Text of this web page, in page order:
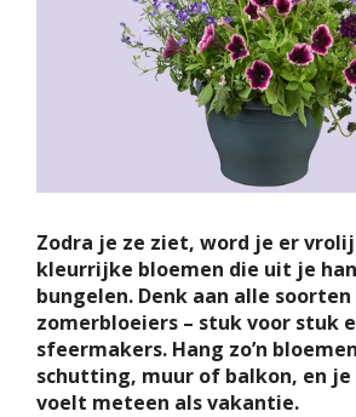
Zodra je ze ziet, word je er
kleurrijke bloemen die uit je
bungelen. Denk aan alle
zomerbloeiers – stuk voor stuk
sfeermakers. Hang zo’n
schutting, muur of balkon, en
voelt meteen als vakantie.